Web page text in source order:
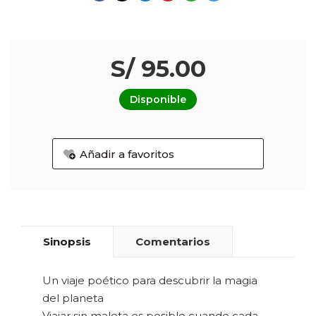
S/ 95.00
Disponible
Añadir a favoritos
Sinopsis Comentarios
Un viaje poético para descubrir la magia
del planeta